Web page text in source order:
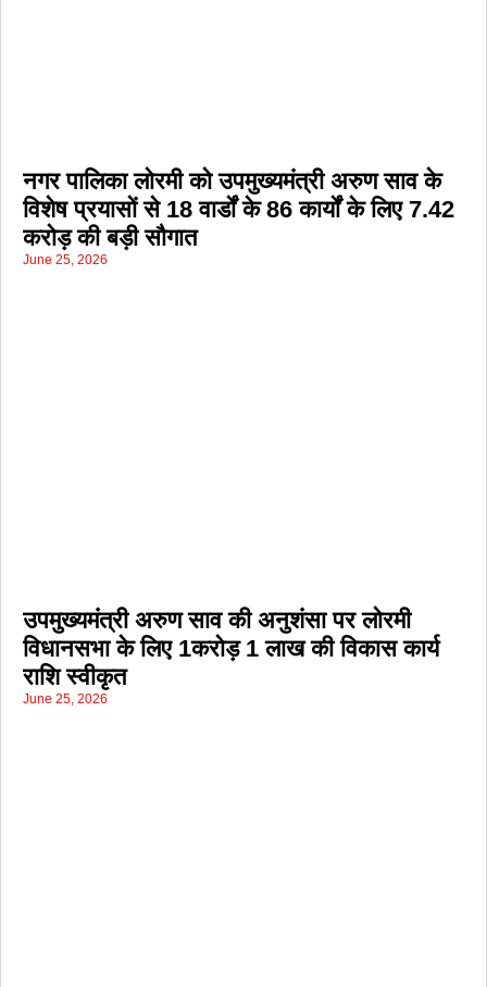
नगर पालिका लोरमी को उपमुख्यमंत्री अरुण साव के
विशेष प्रयासों से 18 वार्डों के 86 कार्यों के लिए 7.42
करोड़ की बड़ी सौगात
June 25, 2026
उपमुख्यमंत्री अरुण साव की अनुशंसा पर लोरमी
विधानसभा के लिए 1करोड़ 1 लाख की विकास कार्य
राशि स्वीकृत
June 25, 2026